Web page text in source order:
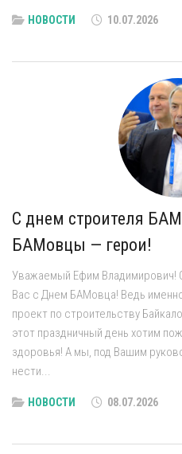
НОВОСТИ 10.07.2026
С днем строителя
БАМовцы — герои!
Уважаемый Ефим Владимирович!
Вас с Днем БАМовца! Ведь
проект по строительству
этот праздничный день хотим
здоровья! А мы, под Вашим
нести...
НОВОСТИ 08.07.2026